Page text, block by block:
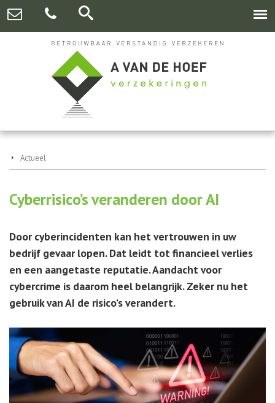
Actueel
Cyberrisico’s veranderen door AI
Door cyberincidenten kan het vertrouwen in uw
bedrijf gevaar lopen. Dat leidt tot financieel verlies
en een aangetaste reputatie. Aandacht voor
cybercrime is daarom heel belangrijk. Zeker nu het
gebruik van AI de risico’s verandert.